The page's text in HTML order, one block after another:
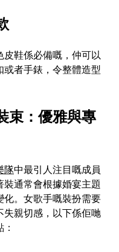
皮鞋係必備嘅，仲可以
或者手錶，令整體造型
束：優雅與專
隊中最引人注目嘅成員
裝通常會根據婚宴主題
化。女歌手嘅裝扮需要
失親切感，以下係佢哋